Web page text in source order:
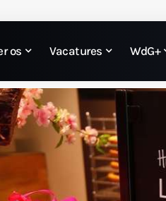
os Vacatures WdG+